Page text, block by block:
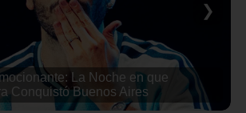
La Noche en que
Conquistó Buenos Aires
❯